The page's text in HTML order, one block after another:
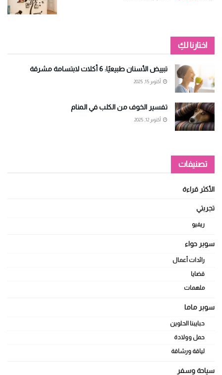
اختارنا لكِ
تبييض الأسنان طبيعيًا: 6 أكلات لابتسامة مشرقة
أكتوبر 15, 2025
تفسير الخوف من الكلب في المنام
أكتوبر 12, 2025
تصنيفات
الأكثر قراءة
تجربتي
ريفيو
سوبر حواء
رائدات أعمال
قضايا
ملهمات
سوبر ماما
حبايبنا الحلوين
حمل وولادة
لياقة ورشاقة
سياحة وسفر